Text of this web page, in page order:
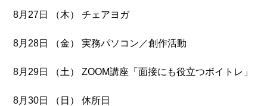
8月27日 （木） チェアヨガ
8月28日 （金） 実務パソコン／創作活動
8月29日 （土） ZOOM講座「面接にも役立つボイトレ」
8月30日 （日） 休所日